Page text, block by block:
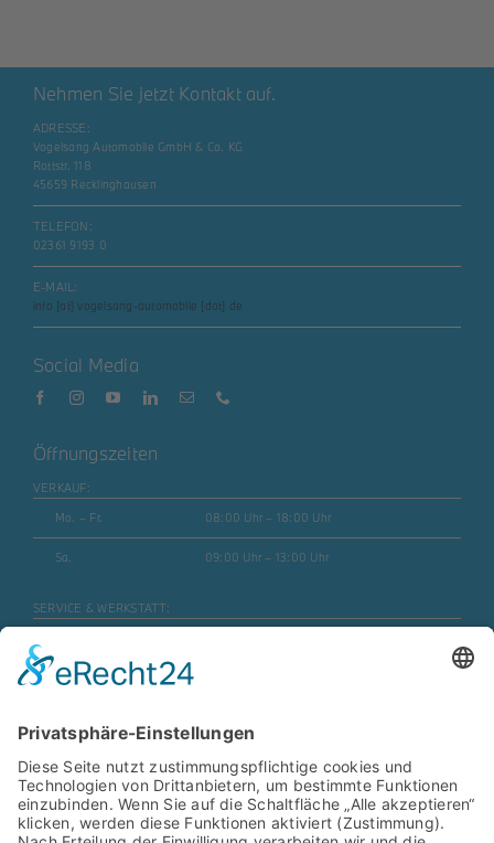
Nehmen Sie jetzt Kontakt auf.
ADRESSE:
Vogelsang Automobile GmbH & Co. KG
Rottstr. 118
45659 Recklinghausen
TELEFON:
02361 9193 0
E-MAIL:
info [at] vogelsang-automobile [dot] de
Social Media
Öffnungszeiten
VERKAUF:
Mo. – Fr.
08:00 Uhr – 18:00 Uhr
Sa. 09:00 Uhr – 13:00 Uhr
SERVICE & WERKSTATT:
Mo. – Fr. (Motorrad)
ERSATZTEILE & ZUBEHÖR:
Mo. – Fr. 08:00 Uhr – 17:00 Uhr